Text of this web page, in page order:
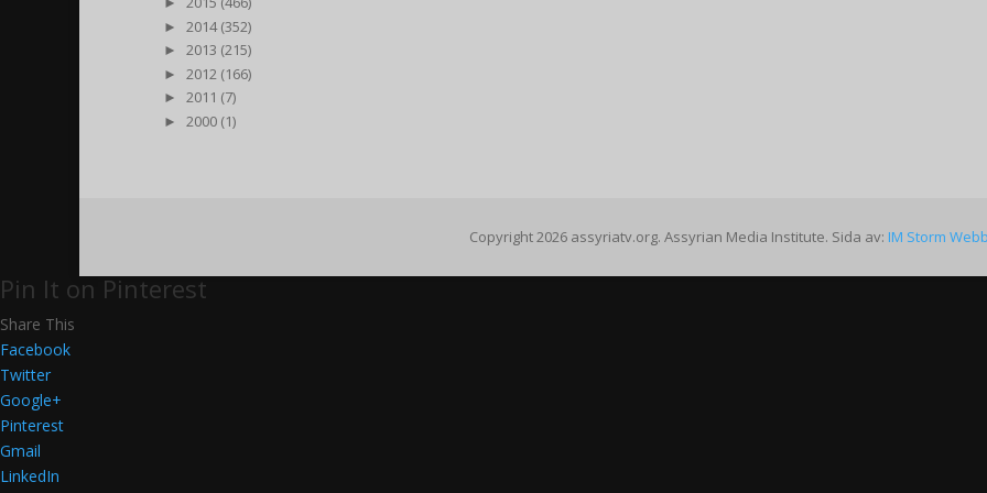
►
2014 (352)
►
2013 (215)
►
2012 (166)
►
2011 (7)
►
2000 (1)
Copyright 2026 assyriatv.org. Assyrian Media Institute. Sida av: IM Storm
Pin It on Pinterest
Share This
Facebook
Twitter
Google+
Pinterest
Gmail
LinkedIn